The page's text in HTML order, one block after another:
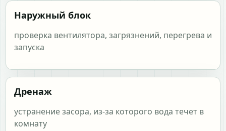
Наружный блок
проверка вентилятора, загрязнений, перегрева и
запуска
Дренаж
устранение засора, из-за которого вода течет в
комнату